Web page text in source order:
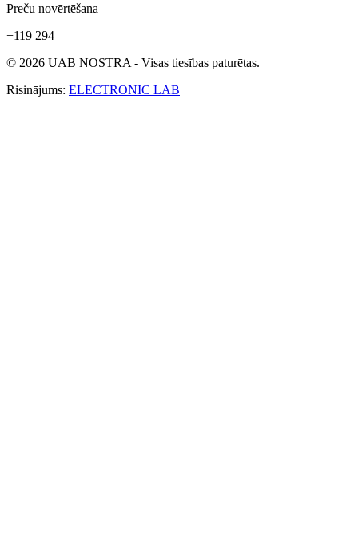
Preču novērtēšana
+119 294
© 2026 UAB NOSTRA - Visas tiesības paturētas.
Risinājums: ELECTRONIC LAB